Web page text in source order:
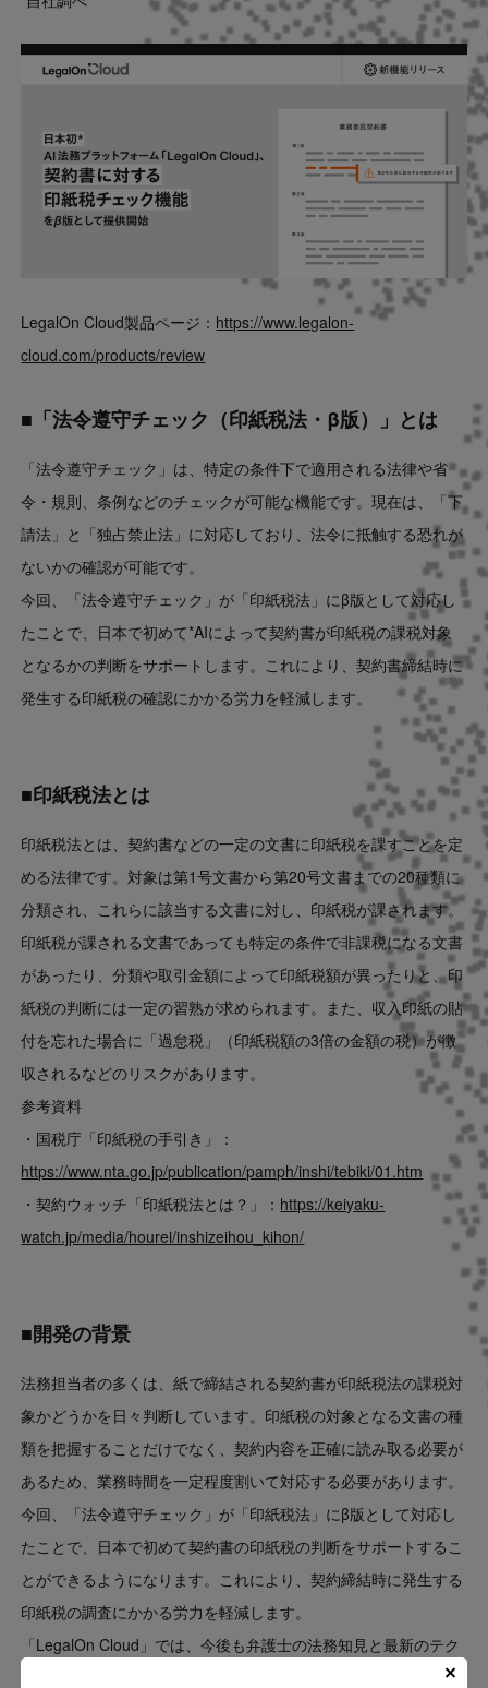
LegalOn Cloud製品ページ： https://www.legalon-
cloud.com/products/review
■「法令遵守チェック（印紙税法・β版）」とは
「法令遵守チェック」は、特定の条件下で適用される法律や省
令・規則、条例などのチェックが可能な機能です。現在は、「下
請法」と「独占禁止法」に対応しており、法令に抵触する恐れが
ないかの確認が可能です。
今回、「法令遵守チェック」が「印紙税法」にβ版として対応し
たことで、日本で初めて*AIによって契約書が印紙税の課税対象
となるかの判断をサポートします。これにより、契約書締結時に
発生する印紙税の確認にかかる労力を軽減します。
■印紙税法とは
印紙税法とは、契約書などの一定の文書に印紙税を課すことを定
める法律です。対象は第1号文書から第20号文書までの20種類に
分類され、これらに該当する文書に対し、印紙税が課されます。
印紙税が課される文書であっても特定の条件で非課税になる文書
があったり、分類や取引金額によって印紙税額が異ったりと、印
紙税の判断には一定の習熟が求められます。また、収入印紙の貼
付を忘れた場合に「過怠税」（印紙税額の3倍の金額の税）が徴
収されるなどのリスクがあります。
参考資料
・国税庁「印紙税の手引き」：
https://www.nta.go.jp/publication/pamph/inshi/tebiki/01.htm
・契約ウォッチ「印紙税法とは？」： https://keiyaku-
watch.jp/media/hourei/inshizeihou_kihon/
■開発の背景
法務担当者の多くは、紙で締結される契約書が印紙税法の課税対
象かどうかを日々判断しています。印紙税の対象となる文書の種
類を把握することだけでなく、契約内容を正確に読み取る必要が
あるため、業務時間を一定程度割いて対応する必要があります。
今回、「法令遵守チェック」が「印紙税法」にβ版として対応し
たことで、日本で初めて契約書の印紙税の判断をサポートするこ
とができるようになります。これにより、契約締結時に発生する
印紙税の調査にかかる労力を軽減します。
「LegalOn Cloud」では、今後も弁護士の法務知見と最新のテク
ノロジーを組み合わせ、企業法務における業務の品質向上と効率